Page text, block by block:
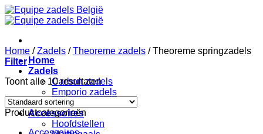
Ga
naar
Home
Zadels
Carbon zadels
Emporio zadels
Theoreme zadels
Accessoires
Hoofdstellen
Home / Zadels / Theoreme zadels /Theoreme springzadels
Filter
Toont alle 10 resultaten
Productcategorieën